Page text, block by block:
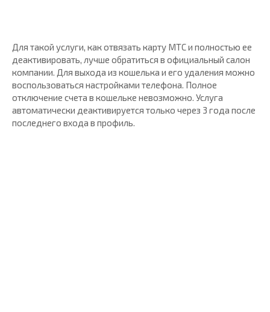
Для такой услуги, как отвязать карту МТС и полностью ее
деактивировать, лучше обратиться в официальный салон
компании. Для выхода из кошелька и его удаления можно
воспользоваться настройками телефона. Полное
отключение счета в кошельке невозможно. Услуга
автоматически деактивируется только через 3 года после
последнего входа в профиль.